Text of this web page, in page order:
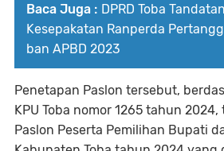
Baca Juga : DPRD Toba
Kesepakatan Ranperda
ban APBD 2023
Penetapan Paslon tersebut,
KPU Toba nomor 1265 tahun
Paslon Peserta Pemilihan Bupati